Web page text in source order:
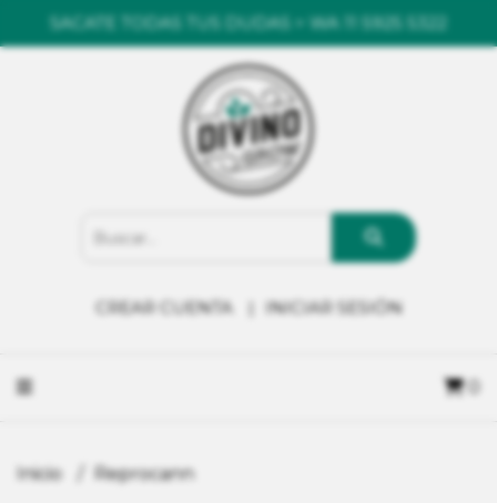
SACATE TODAS TUS DUDAS > WA 11 5925 5322
CREAR CUENTA INICIAR SESIÓN
Inicio Reprocann